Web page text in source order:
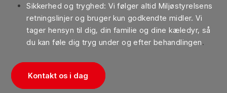
Sikkerhed og tryghed: Vi følger altid Miljøstyrelsens
retningslinjer og bruger kun godkendte midler. Vi
tager hensyn til dig, din familie og dine kæledyr, så
du kan føle dig tryg under og efter behandlingen.
Kontakt os i dag